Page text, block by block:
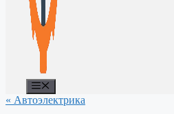
« Автоэлектрика